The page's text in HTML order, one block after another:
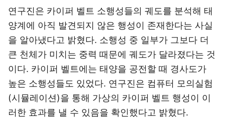
연구진은 카이퍼 벨트 소행성들의 궤도를 분석해 태
양계에 아직 발견되지 않은 행성이 존재한다는 사실
을 알아냈다고 밝혔다. 소행성 중 일부가 그보다 더
큰 천체가 미치는 중력 때문에 궤도가 달라졌다는 것
이다. 카이퍼 벨트에는 태양을 공전할 때 경사도가
높은 소행성들도 있었다. 연구진은 컴퓨터 모의실험
(시뮬레이션)을 통해 가상의 카이퍼 벨트 행성이 이
러한 효과를 낼 수 있음을 확인했다고 밝혔다.